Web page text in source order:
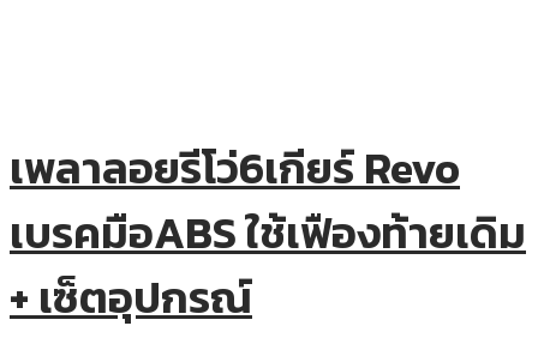
เพลาลอยรีโว่6เกียร์ Revo
เบรคมือABS ใช้เฟืองท้ายเดิม
+ เซ็ตอุปกรณ์